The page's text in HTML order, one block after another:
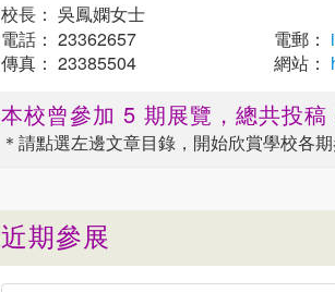
校長： 吳鳳嫻女士
電話： 23362657
傳真： 23385504
電郵：
網站：
本校曾參加 5 期展覽，總共投
＊請點選左邊文章目錄，開始欣賞學校各
近期參展